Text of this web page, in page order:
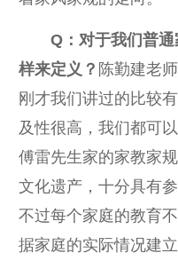
Q： 对于我们普
样来定义？ 陈勤建老
刚才我们讲过的比较
及性很高，我们都可
傅雷先生家的家教家
文化遗产，十分具有
不过每个家庭的教育
据家庭的实际情况建